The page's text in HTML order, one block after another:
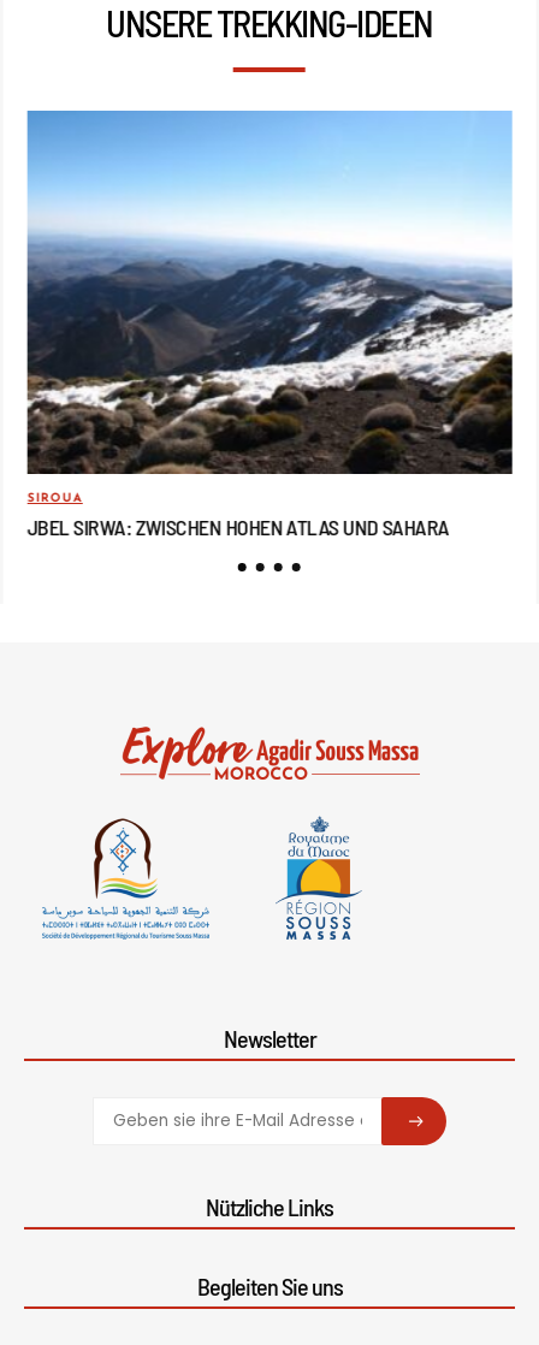
UNSERE TREKKING-IDEEN
SIROUA
JBEL SIRWA: ZWISCHEN HOHEN ATLAS UND SAHARA
Newsletter
SUBSCRIBE
Nützliche Links
Begleiten Sie uns